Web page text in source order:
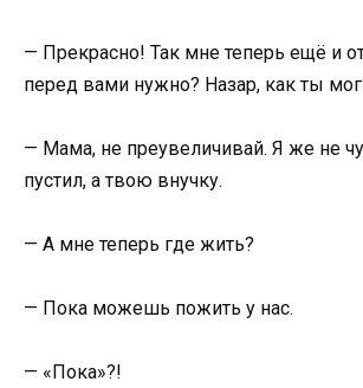
— Прекрасно! Так мне теперь ещё и
перед вами нужно? Назар, как ты
— Мама, не преувеличивай. Я же не
пустил, а твою внучку.
— А мне теперь где жить?
— Пока можешь пожить у нас.
— «Пока»?!